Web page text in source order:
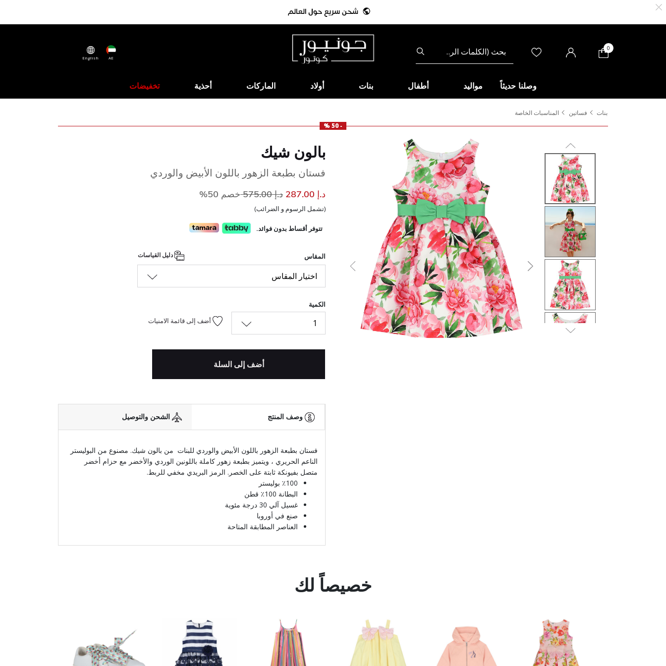
AE
English
0
وصلنا حديثاً مواليد أطفال بنات أولاد الماركات أحذية تخفيضات
بنات فساتين
المناسبات الخاصة
- 50 %
السابق التالى
بالون شيك
فستان بطبعة الزهور باللون الأبيض والوردي
د.إ 287.00 سعر مخفض مند.إ 575.00 إلى
خصم 50%
(تشمل الرسوم و الضرائب)
تتوفر أقساط بدون فوائد.
المقاس
اختيار المقاس
الكمية
1 أضف إلى قائمة الامنيات
أضف إلى السلة
وصف المنتج الشحن والتوصيل
فستان بطبعة الزهور باللون الأبيض والوردي للبنات من بالون شيك. مصنوع من البوليستر
الناعم الحريري ، ويتميز بطبعة زهور كاملة باللونين الوردي والأخضر مع حزام أخضر
متصل بفيونكة ثابتة على الخصر. الرمز البريدي مخفي للربط.
٪100 بوليستر
البطانة 100٪ قطن
غسيل آلي 30 درجة مئوية
صنع في أوروبا
العناصر المطابقة المتاحة
خصيصاً لك